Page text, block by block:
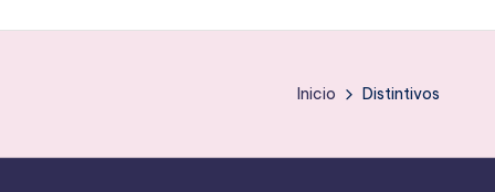
Inicio Distintivos